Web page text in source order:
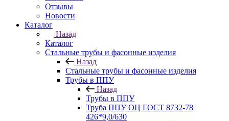
Отзывы
Новости
Каталог
Назад
Каталог
Стальные трубы и фасонные изделия
Назад
Стальные трубы и фасонные изделия
Трубы в ППУ
Назад
Трубы в ППУ
Труба ППУ ОЦ ГОСТ 8732-78
426*9,0/630